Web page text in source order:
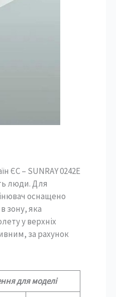
ЄС – SUNRAY 0242E
люди. Для
оснащено
зону, яка
у верхніх
за рахунок
для моделі